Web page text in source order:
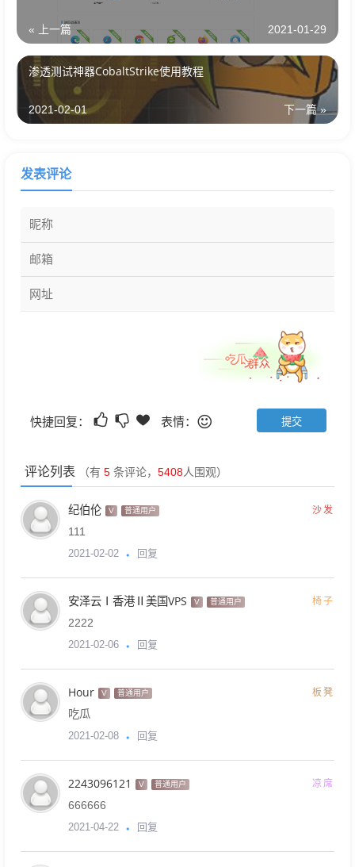
« 上一篇 2021-01-29
渗透测试神器CobaltStrike使用教程
下一篇 »
2021-02-01
发表评论
快捷回复： 表情：
评论列表 （有 5 条评论， 5408人围观）
纪伯伦 V 普通用户 沙发
111
2021-02-02 回复
安泽云Ⅰ香港Ⅱ美国VPS V 普通用户 椅子
2222
2021-02-06 回复
Hour V 普通用户 板凳
吃瓜
2021-02-08 回复
2243096121 V 普通用户 凉席
666666
2021-04-22 回复